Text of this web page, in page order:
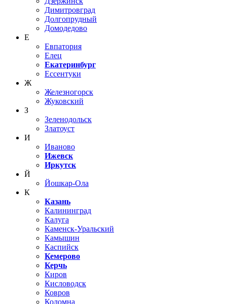
Димитровград
Долгопрудный
Домодедово
Е
Евпатория
Елец
Екатеринбург
Ессентуки
Ж
Железногорск
Жуковский
З
Зеленодольск
Златоуст
И
Иваново
Ижевск
Иркутск
Й
Йошкар-Ола
К
Казань
Калининград
Калуга
Каменск-Уральский
Камышин
Каспийск
Кемерово
Керчь
Киров
Кисловодск
Ковров
Коломна